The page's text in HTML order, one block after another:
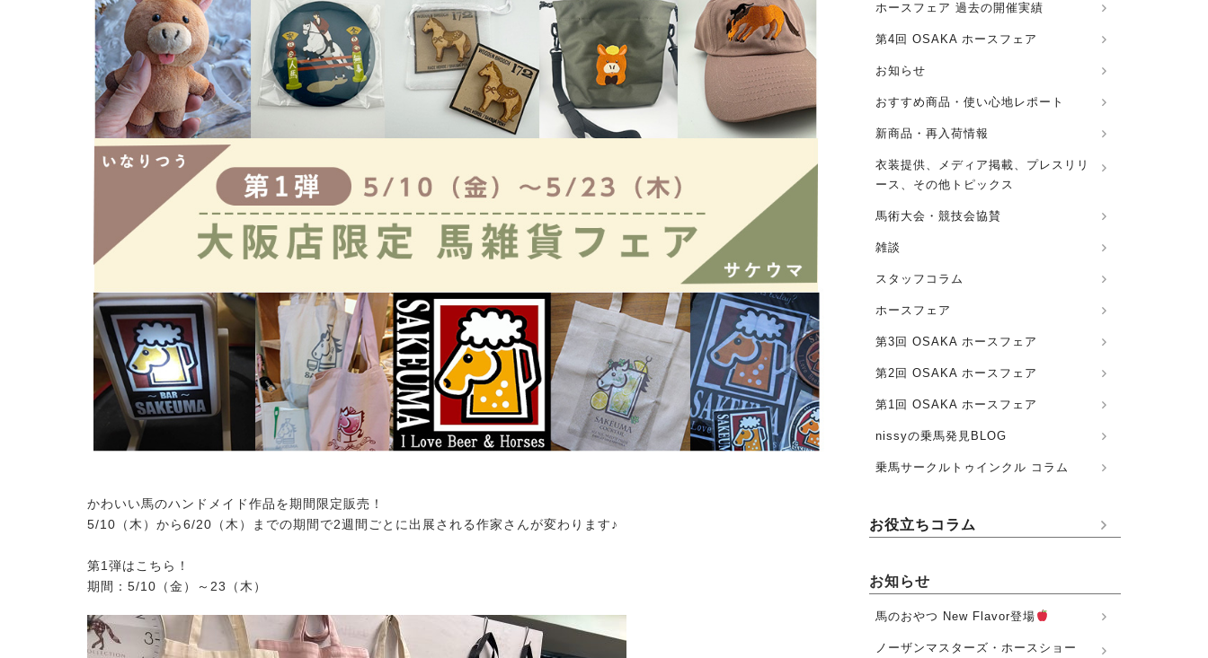
かわいい馬のハンドメイド作品を期間限定販売！
5/10（木）から6/20（木）までの期間で2週間ごとに出展される作家さんが変わります♪
第1弾はこちら！
期間：5/10（金）～23（木）
ホースフェア 過去の開催実績
第4回 OSAKA ホースフェア
お知らせ
おすすめ商品・使い心地レポート
新商品・再入荷情報
衣装提供、メディア掲載、プレスリリ
ース、その他トピックス
馬術大会・競技会協賛
雑談
スタッフコラム
ホースフェア
第3回 OSAKA ホースフェア
第2回 OSAKA ホースフェア
第1回 OSAKA ホースフェア
nissyの乗馬発見BLOG
乗馬サークルトゥインクル コラム
お役立ちコラム
お知らせ
馬のおやつ New Flavor登場
ノーザンマスターズ・ホースショー